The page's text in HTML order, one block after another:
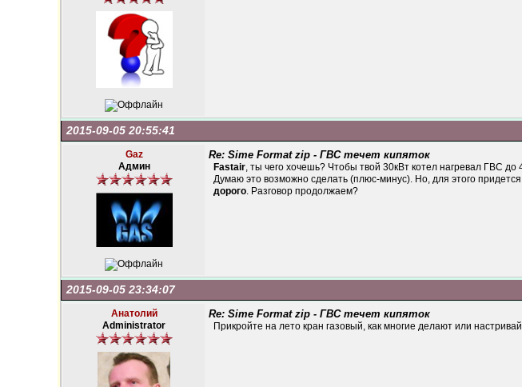
2015-09-05 20:55:41
Gaz
Админ
Re: Sime Format zip - ГВС течет кипяток
Fastair, ты чего хочешь? Чтобы твой 30кВт котел нагревал ГВС
Думаю это возможно сделать (плюс-минус). Но, для этого
дорого. Разговор продолжаем?
2015-09-05 23:34:07
Анатолий
Administrator
Re: Sime Format zip - ГВС течет кипяток
Прикройте на лето кран газовый, как многие делают или